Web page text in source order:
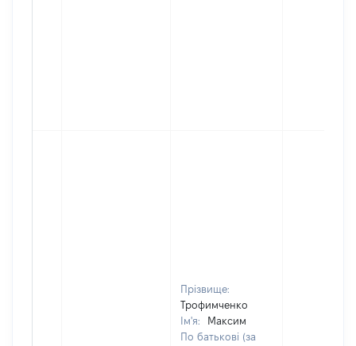
Прізвище:
Трофимченко
Ім'я:
Максим
По батькові (за